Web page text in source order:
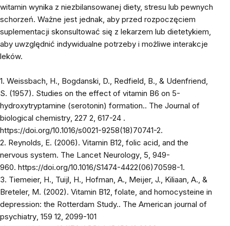
witamin wynika z niezbilansowanej diety, stresu lub pewnych
schorzeń. Ważne jest jednak, aby przed rozpoczęciem
suplementacji skonsultować się z lekarzem lub dietetykiem,
aby uwzględnić indywidualne potrzeby i możliwe interakcje
leków.
1. Weissbach, H., Bogdanski, D., Redfield, B., & Udenfriend,
S. (1957). Studies on the effect of vitamin B6 on 5-
hydroxytryptamine (serotonin) formation.. The Journal of
biological chemistry, 227 2, 617-24 .
https://doi.org/10.1016/s0021-9258(18)70741-2.
2. Reynolds, E. (2006). Vitamin B12, folic acid, and the
nervous system. The Lancet Neurology, 5, 949-
960. https://doi.org/10.1016/S1474-4422(06)70598-1.
3. Tiemeier, H., Tuijl, H., Hofman, A., Meijer, J., Kiliaan, A., &
Breteler, M. (2002). Vitamin B12, folate, and homocysteine in
depression: the Rotterdam Study.. The American journal of
psychiatry, 159 12, 2099-101